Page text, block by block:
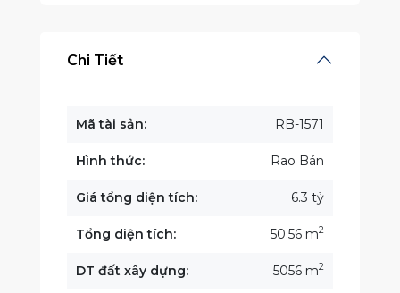
Chi Tiết
Mã tài sản: RB-1571
Hình thức: Rao Bán
Giá tổng diện tích: 6.3 tỷ
Tổng diện tích: 50.56 m2
DT đất xây dựng: 5056 m2